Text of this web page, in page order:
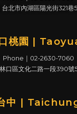
北市內湖區陽光街321巷
桃園 |
Phone｜02-2630-7060
口區文化二路一段390號
中 |